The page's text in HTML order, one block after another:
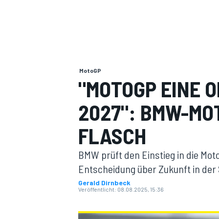
MOTOGP
MotoGP
"MOTOGP EINE
2027": BMW-
FLASCH
BMW prüft den Einstieg in die
Entscheidung über Zukunft in
Gerald Dirnbeck
Veröffentlicht: 08.08.2025, 15:36